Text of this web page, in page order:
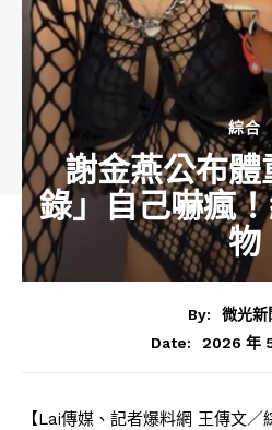
綜合
謝金燕公布
錄」自己嚇瘋
物
By:
微光新
Date:
2026 年
【Lai傳媒、記者爆料網 王傳文